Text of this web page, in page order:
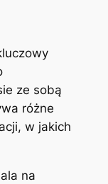
ze sobą
różne
w jakich
na